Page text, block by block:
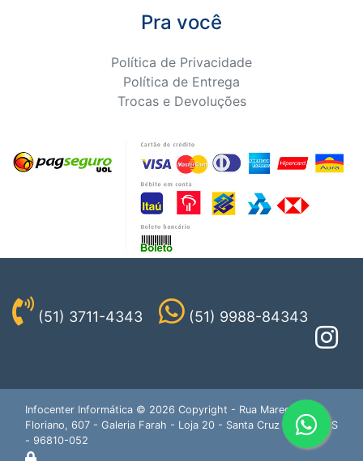
Pra você
Política de Privacidade
Política de Entrega
Trocas e Devoluções
(51) 3711-4343 (51) 9988-84343
Infocenter Informática © 2026 Copyright - Rua Marechal
Floriano, 607 - Galeria Farah - Loja 20 - Santa Cruz do Sul - RS
- 96810-052